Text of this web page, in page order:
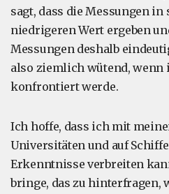
sagt, dass die Messungen
niedrigeren Wert ergeben
Messungen deshalb
also ziemlich wütend, wenn
konfrontiert werde.
Ich hoffe, dass ich mit
Universitäten und auf
Erkenntnisse verbreiten
bringe, das zu hinterfragen,